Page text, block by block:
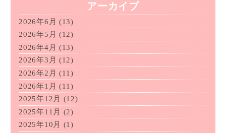
アーカイブ
2026年6月 (13)
2026年5月 (12)
2026年4月 (13)
2026年3月 (12)
2026年2月 (11)
2026年1月 (11)
2025年12月
(12)
2025年11月
(2)
2025年10月
(1)